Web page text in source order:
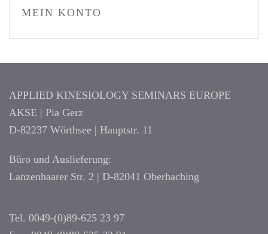
MEIN KONTO
APPLIED KINESIOLOGY SEMINARS EUROPE
AKSE | Pia Gerz
D-82237 Wörthsee | Hauptstr. 11
Büro und Auslieferung:
Lanzenhaarer Str. 2 | D-82041 Oberhaching
Tel. 0049-(0)89-625 23 97